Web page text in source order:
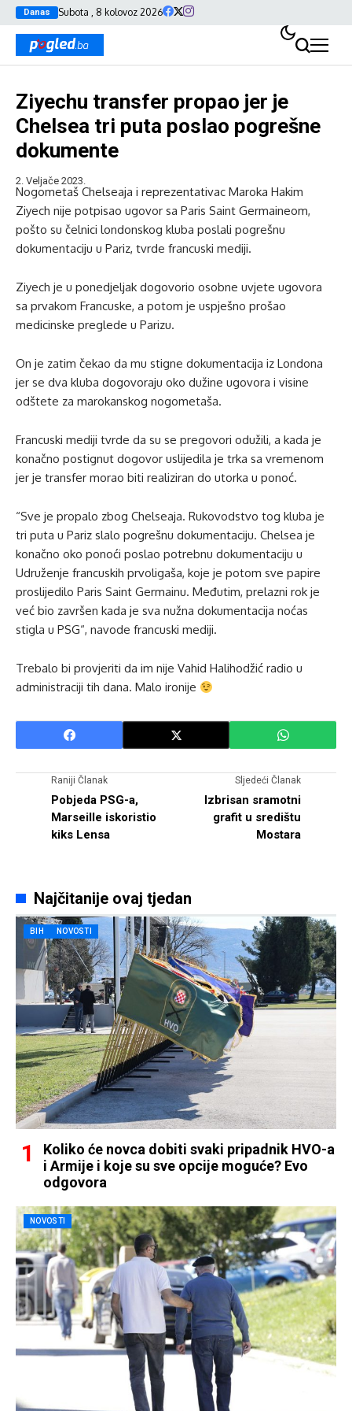
Danas Subota , 8 kolovoz 2026
Ziyechu transfer propao jer je
Chelsea tri puta poslao pogrešne
dokumente
2. Veljače 2023.
Nogometaš Chelseaja i reprezentativac Maroka Hakim
Ziyech nije potpisao ugovor sa Paris Saint Germaineom,
pošto su čelnici londonskog kluba poslali pogrešnu
dokumentaciju u Pariz, tvrde francuski mediji.
Ziyech je u ponedjeljak dogovorio osobne uvjete ugovora
sa prvakom Francuske, a potom je uspješno prošao
medicinske preglede u Parizu.
On je zatim čekao da mu stigne dokumentacija iz Londona
jer se dva kluba dogovoraju oko dužine ugovora i visine
odštete za marokanskog nogometaša.
Francuski mediji tvrde da su se pregovori odužili, a kada je
konačno postignut dogovor uslijedila je trka sa vremenom
jer je transfer morao biti realiziran do utorka u ponoć.
“Sve je propalo zbog Chelseaja. Rukovodstvo tog kluba je
tri puta u Pariz slalo pogrešnu dokumentaciju. Chelsea je
konačno oko ponoći poslao potrebnu dokumentaciju u
Udruženje francuskih prvoligaša, koje je potom sve papire
proslijedilo Paris Saint Germainu. Međutim, prelazni rok je
već bio završen kada je sva nužna dokumentacija noćas
stigla u PSG“, navode francuski mediji.
Trebalo bi provjeriti da im nije Vahid Halihodžić radio u
administraciji tih dana. Malo ironije
Raniji Članak
Pobjeda PSG-a,
Marseille iskoristio
kiks Lensa
Sljedeći Članak
Izbrisan sramotni
grafit u središtu
Mostara
Najčitanije ovaj tjedan
BIH NOVOSTI
Koliko će novca dobiti svaki pripadnik HVO-a
i Armije i koje su sve opcije moguće? Evo
odgovora
NOVOSTI